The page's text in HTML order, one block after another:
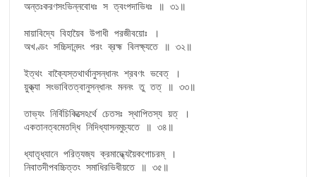
অন্তঃকরণসংভিন্নবোধঃ স ত্বংপদাভিধঃ ॥ ৩১॥
মায়াবিদ্যে বিহায়ৈব উপাধী পরজীবয়োঃ ।
অখণ্ডং সচ্চিদানন্দং পরং ব্রহ্ম বিলক্ষ্যতে ॥ ৩২॥
ইত্থং বাক্যৈস্তথার্থানুসন্ধানং শ্রবণং ভবেত্ ।
য়ুক্ত্যা সংভাবিতত্বানুসন্ধানং মননং তু তত্ ॥ ৩৩॥
তাভ্যং নির্বিচিকিত্সেঽর্থে চেতসঃ স্থাপিতস্য য়ত্ ।
একতানত্বমেতদ্ধি নিদিধ্যাসনমুচ্যতে ॥ ৩৪॥
ধ্যাতৃধ্যানে পরিত্যজ্য ক্রমাদ্ধ্যেয়ৈকগোচরম্ ।
নিবাতদীপবচ্চিত্তং সমাধিরভিধীয়তে ॥ ৩৫॥